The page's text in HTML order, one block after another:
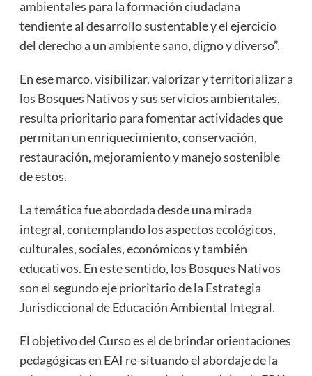
ambientales para la formación ciudadana
tendiente al desarrollo sustentable y el ejercicio
del derecho a un ambiente sano, digno y diverso”.
En ese marco, visibilizar, valorizar y territorializar a
los Bosques Nativos y sus servicios ambientales,
resulta prioritario para fomentar actividades que
permitan un enriquecimiento, conservación,
restauración, mejoramiento y manejo sostenible
de estos.
La temática fue abordada desde una mirada
integral, contemplando los aspectos ecológicos,
culturales, sociales, económicos y también
educativos. En este sentido, los Bosques Nativos
son el segundo eje prioritario de la Estrategia
Jurisdiccional de Educación Ambiental Integral.
El objetivo del Curso es el de brindar orientaciones
pedagógicas en EAI re-situando el abordaje de la